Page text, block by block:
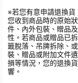
※若您有意申請退換貨
您收到商品時的原始
件、內外包裝、贈品
性。若商品或贈品已
籤脫落、吊牌拆除、
裝、贈品或附加文件
損等情況，您的退換
響。